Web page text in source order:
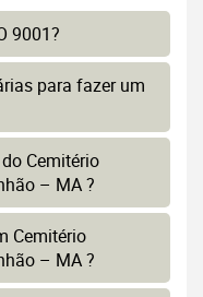
9001?
para fazer um
Cemitério
– MA ?
Cemitério
– MA ?